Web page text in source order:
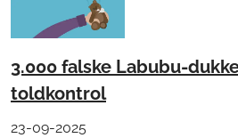
3.000 falske Labubu-
toldkontrol
23-09-2025